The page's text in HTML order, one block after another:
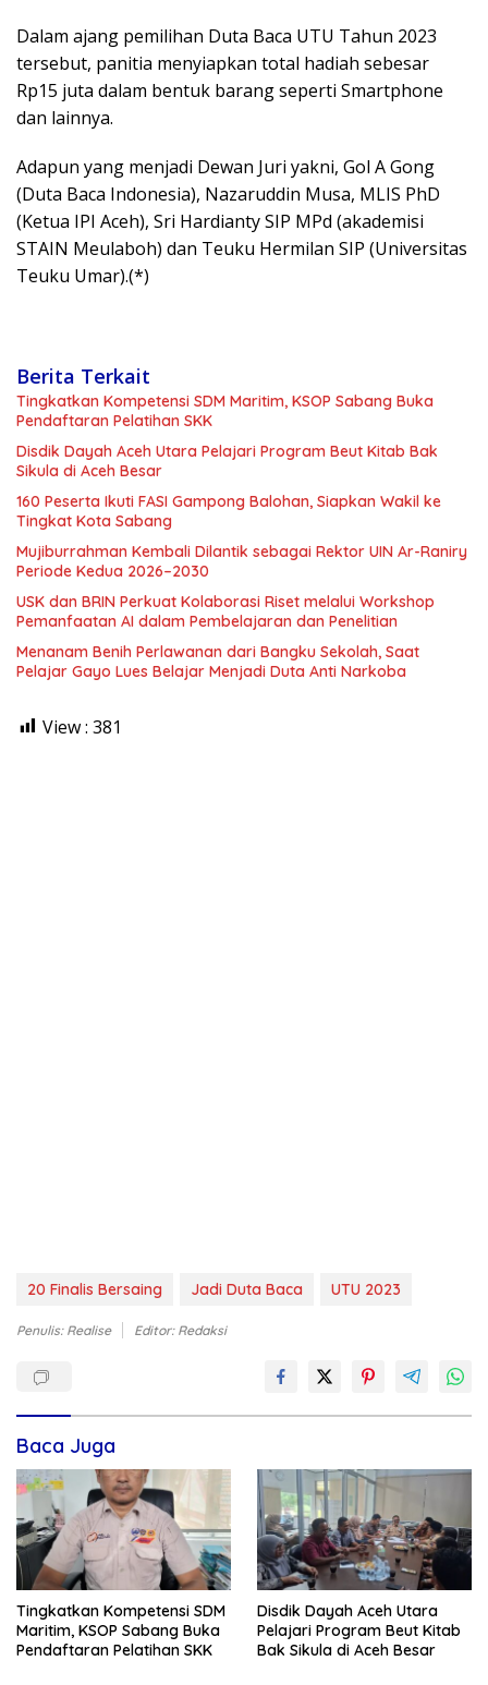
Dalam ajang pemilihan Duta Baca UTU Tahun 2023
tersebut, panitia menyiapkan total hadiah sebesar
Rp15 juta dalam bentuk barang seperti Smartphone
dan lainnya.
Adapun yang menjadi Dewan Juri yakni, Gol A Gong
(Duta Baca Indonesia), Nazaruddin Musa, MLIS PhD
(Ketua IPI Aceh), Sri Hardianty SIP MPd (akademisi
STAIN Meulaboh) dan Teuku Hermilan SIP (Universitas
Teuku Umar).(*)
Berita Terkait
Tingkatkan Kompetensi SDM Maritim, KSOP Sabang Buka
Pendaftaran Pelatihan SKK
Disdik Dayah Aceh Utara Pelajari Program Beut Kitab Bak
Sikula di Aceh Besar
160 Peserta Ikuti FASI Gampong Balohan, Siapkan Wakil ke
Tingkat Kota Sabang
Mujiburrahman Kembali Dilantik sebagai Rektor UIN Ar-Raniry
Periode Kedua 2026–2030
USK dan BRIN Perkuat Kolaborasi Riset melalui Workshop
Pemanfaatan AI dalam Pembelajaran dan Penelitian
Menanam Benih Perlawanan dari Bangku Sekolah, Saat
Pelajar Gayo Lues Belajar Menjadi Duta Anti Narkoba
View : 381
20 Finalis Bersaing Jadi Duta Baca UTU 2023
Penulis: Realise Editor: Redaksi
Baca Juga
Tingkatkan Kompetensi SDM
Maritim, KSOP Sabang Buka
Pendaftaran Pelatihan SKK
Disdik Dayah Aceh Utara
Pelajari Program Beut Kitab
Bak Sikula di Aceh Besar